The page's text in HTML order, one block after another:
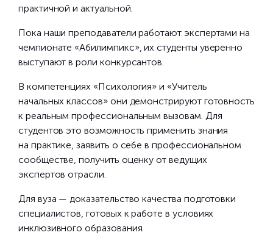
практичной и актуальной.
Пока наши преподаватели работают экспертами на
чемпионате «Абилимпикс», их студенты уверенно
выступают в роли конкурсантов.
В компетенциях «Психология» и «Учитель
начальных классов» они демонстрируют готовность
к реальным профессиональным вызовам. Для
студентов это возможность применить знания
на практике, заявить о себе в профессиональном
сообществе, получить оценку от ведущих
экспертов отрасли.
Для вуза — доказательство качества подготовки
специалистов, готовых к работе в условиях
инклюзивного образования.